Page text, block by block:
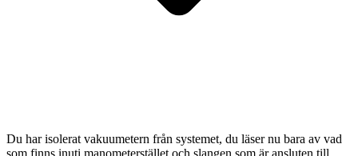
Du har isolerat vakuumetern från systemet, du läser nu bara av vad